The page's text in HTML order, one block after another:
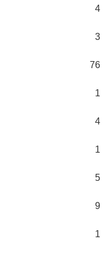
4
3
76
1
4
1
5
9
1